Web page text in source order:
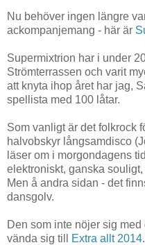
Nu behöver ingen längre
ackompanjemang - här är
Supermixtrion har i under
Strömterrassen och varit
att knyta ihop året har jag,
spellista med 100 låtar.
Som vanligt är det folkrock
halvobskyr långsamdisco
läser om i morgondagens
elektroniskt, ganska
Men å andra sidan - det
dansgolv.
Den som inte nöjer sig
vända sig till
Extra allt 2014